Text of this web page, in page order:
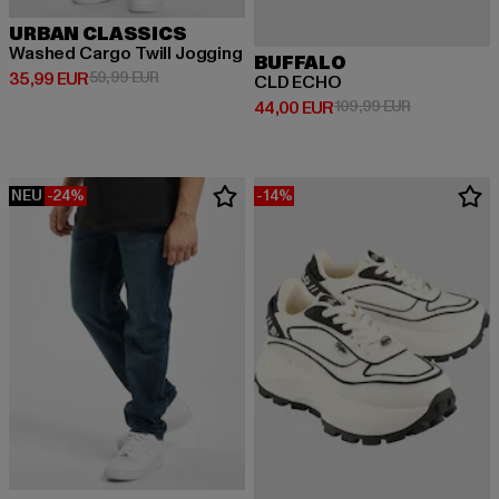
URBAN CLASSICS
Washed Cargo Twill Jogging
35,99 EUR
Derzeitiger Preis: 35,99 EUR
59,99 EURAktionspreis: 59,99 EUR
BUFFALO
CLD ECHO
44,00 EUR
Derzeitiger Preis: 44,00 EUR
109,99 EUR
NEU -24% -14%